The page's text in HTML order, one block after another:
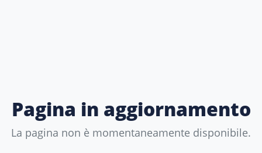
Pagina in aggiornamento
La pagina non è momentaneamente disponibile.